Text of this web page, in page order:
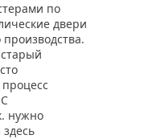
по
двери
нужно